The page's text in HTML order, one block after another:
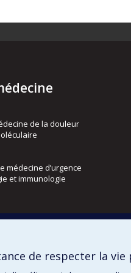
de la douleur
médecine d’urgence
et immunologie
de respecter la vie